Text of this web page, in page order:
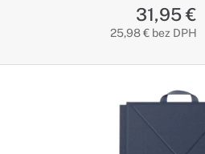
31,95 €
25,98 € bez DPH